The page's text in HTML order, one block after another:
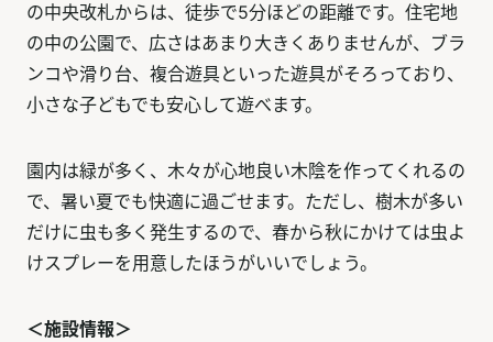
の中央改札からは、徒歩で5分ほどの距離です。住宅地
の中の公園で、広さはあまり大きくありませんが、ブラ
ンコや滑り台、複合遊具といった遊具がそろっており、
小さな子どもでも安心して遊べます。
園内は緑が多く、木々が心地良い木陰を作ってくれるの
で、暑い夏でも快適に過ごせます。ただし、樹木が多い
だけに虫も多く発生するので、春から秋にかけては虫よ
けスプレーを用意したほうがいいでしょう。
＜施設情報＞